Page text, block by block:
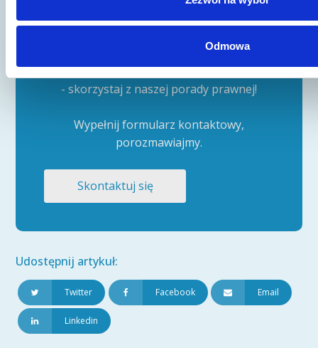
Odmowa
Artykuł to za mało?
Jeśli wciąż nie znalazłeś odpowiedzi na
swoje pytania lub potrzebujesz konsultacji
- skorzystaj z naszej porady prawnej!
Wypełnij formularz kontaktowy,
porozmawiajmy.
Skontaktuj się
Udostępnij artykuł:
Twitter Facebook Email
Linkedin